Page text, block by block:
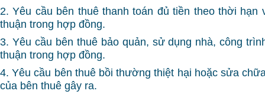
2. Yêu cầu bên thuê thanh toán đủ tiền theo thời hạn
thuận trong hợp đồng.
3. Yêu cầu bên thuê bảo quản, sử dụng nhà, công
thuận trong hợp đồng.
4. Yêu cầu bên thuê bồi thường thiệt hại hoặc sửa
của bên thuê gây ra.